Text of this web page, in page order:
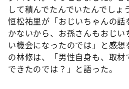
して積んでたんでいたんでしょ
恒松祐里が「おじいちゃんの話
かないから、お孫さんもおじい
い機会になったのでは」と感
の林修は、「男性自身も、取
できたのでは？」と語った。